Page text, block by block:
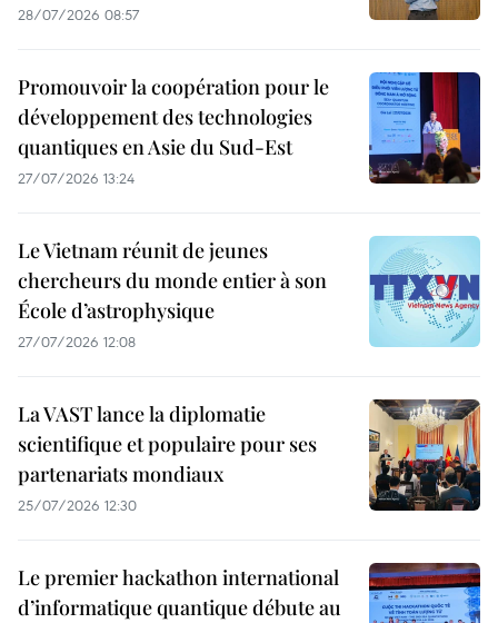
28/07/2026 08:57
Promouvoir la coopération pour le
développement des technologies
quantiques en Asie du Sud-Est
27/07/2026 13:24
Le Vietnam réunit de jeunes
chercheurs du monde entier à son
École d’astrophysique
27/07/2026 12:08
La VAST lance la diplomatie
scientifique et populaire pour ses
partenariats mondiaux
25/07/2026 12:30
Le premier hackathon international
d’informatique quantique débute au